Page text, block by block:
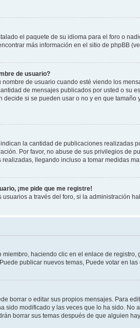
el paquete de su idioma para el foro o
más información en el sitio de phpBB
de usuario?
de usuario cuando esté viendo los
de mensajes publicados por usted o su
si se pueden usar o no y en que
la cantidad de publicaciones realizadas
Por favor, no abuse de sus privilegios de
llegando incluso a tomar medidas
¡me pide que me registre!
a través del foro, si la administración
haciendo clic en el enlace de
publicar nuevos temas, Puede votar en las
borrar o editar sus propios mensajes. Para
sido modificado y las veces que lo ha sido.
borrar sus temas después de que alguien